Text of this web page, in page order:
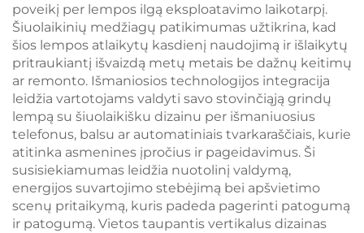
poveikį per lempos ilgą eksploatavimo laikotarpį.
Šiuolaikinių medžiagų patikimumas užtikrina, kad
šios lempos atlaikytų kasdienį naudojimą ir išlaikytų
pritraukiantį išvaizdą metų metais be dažnų keitimų
ar remonto. Išmaniosios technologijos integracija
leidžia vartotojams valdyti savo stovinčiąją grindų
lempą su šiuolaikišku dizainu per išmaniuosius
telefonus, balsu ar automatiniais tvarkaraščiais, kurie
atitinka asmenines įpročius ir pageidavimus. Ši
susisiekiamumas leidžia nuotolinį valdymą,
energijos suvartojimo stebėjimą bei apšvietimo
scenų pritaikymą, kuris padeda pagerinti patogumą
ir patogumą. Vietos taupantis vertikalus dizainas